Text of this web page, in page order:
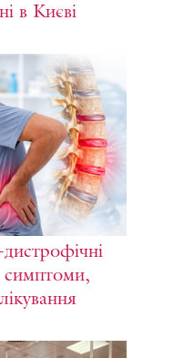
в Києві
симптоми,